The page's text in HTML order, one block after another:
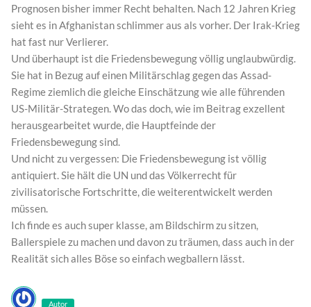
Prognosen bisher immer Recht behalten. Nach 12 Jahren Krieg
sieht es in Afghanistan schlimmer aus als vorher. Der Irak-Krieg
hat fast nur Verlierer.
Und überhaupt ist die Friedensbewegung völlig unglaubwürdig.
Sie hat in Bezug auf einen Militärschlag gegen das Assad-
Regime ziemlich die gleiche Einschätzung wie alle führenden
US-Militär-Strategen. Wo das doch, wie im Beitrag exzellent
herausgearbeitet wurde, die Hauptfeinde der
Friedensbewegung sind.
Und nicht zu vergessen: Die Friedensbewegung ist völlig
antiquiert. Sie hält die UN und das Völkerrecht für
zivilisatorische Fortschritte, die weiterentwickelt werden
müssen.
Ich finde es auch super klasse, am Bildschirm zu sitzen,
Ballerspiele zu machen und davon zu träumen, dass auch in der
Realität sich alles Böse so einfach wegballern lässt.
Autor